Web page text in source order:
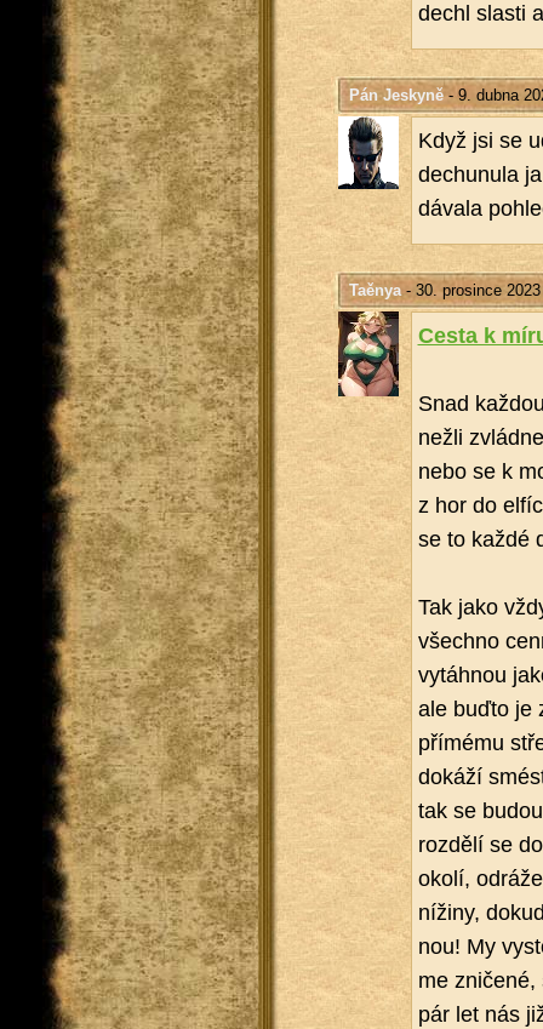
de­chl slas­ti
Pán Jeskyně- 9. dubna
Když jsi se
de­chu­nu­la
dá­va­la
Taěnya- 30. prosince 2023
Cesta k
Snad
nežli
nebo se k
z hor do
se to každé
Tak jako
všech­no
vy­táh­nou
ale buďto je
pří­mé­mu
do­ká­ží
tak se
roz­dě­lí se
okolí,
ní­ži­ny,
nou! My
me
pár let nás